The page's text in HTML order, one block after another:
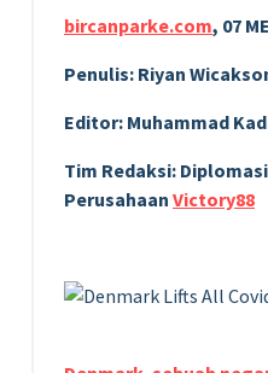
bircanparke.com, 07
Penulis: Riyan
Editor: Muhammad
Tim Redaksi:
Perusahaan Victory88